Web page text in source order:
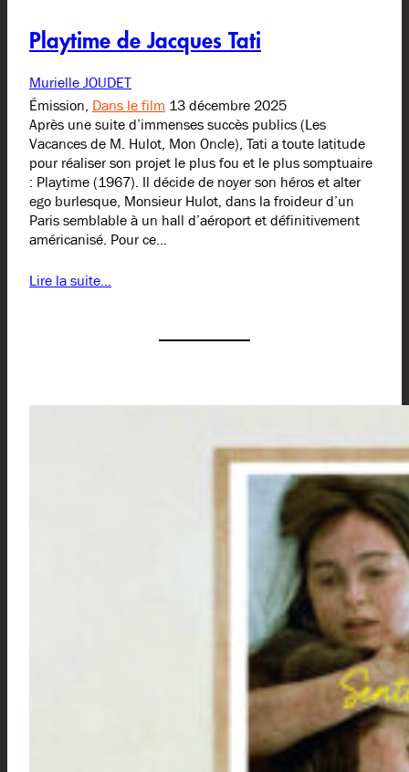
Playtime de Jacques Tati
Murielle JOUDET
Émission, Dans le film 13 décembre 2025
Après une suite d’immenses succès publics (Les
Vacances de M. Hulot, Mon Oncle), Tati a toute latitude
pour réaliser son projet le plus fou et le plus somptuaire
: Playtime (1967). Il décide de noyer son héros et alter
ego burlesque, Monsieur Hulot, dans la froideur d’un
Paris semblable à un hall d’aéroport et définitivement
américanisé. Pour ce…
Lire la suite…